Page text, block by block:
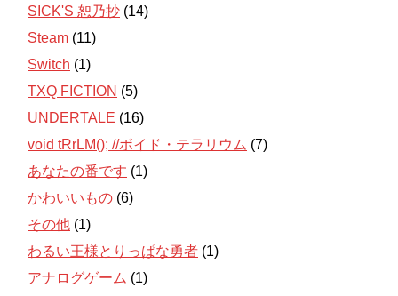
SICK'S 恕乃抄 (14)
Steam (11)
Switch (1)
TXQ FICTION (5)
UNDERTALE (16)
void tRrLM(); //ボイド・テラリウム (7)
あなたの番です (1)
かわいいもの (6)
その他 (1)
わるい王様とりっぱな勇者 (1)
アナログゲーム (1)